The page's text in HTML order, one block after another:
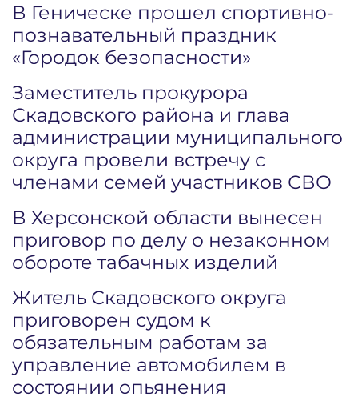
В Геническе прошел спортивно-
познавательный праздник
«Городок безопасности»
Заместитель прокурора
Скадовского района и глава
администрации муниципального
округа провели встречу с
членами семей участников СВО
В Херсонской области вынесен
приговор по делу о незаконном
обороте табачных изделий
Житель Скадовского округа
приговорен судом к
обязательным работам за
управление автомобилем в
состоянии опьянения